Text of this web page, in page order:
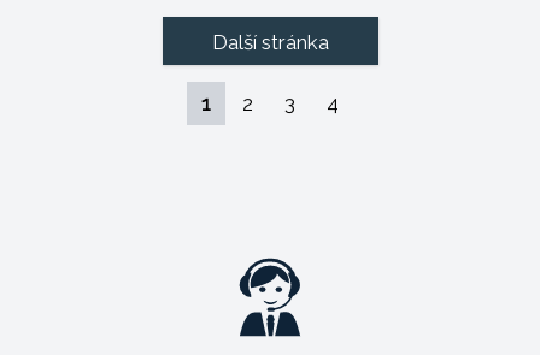
Další stránka
1 2 3 4